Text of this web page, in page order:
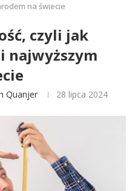
na świecie
czyli jak
najwyższym
Quanjer 28 lipca 2024